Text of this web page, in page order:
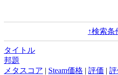
↑検索条
タイトル
邦題
メタスコア | Steam価格 | 評価 |